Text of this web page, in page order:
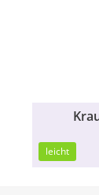
leicht